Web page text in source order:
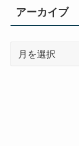
リ
ー
アーカイブ